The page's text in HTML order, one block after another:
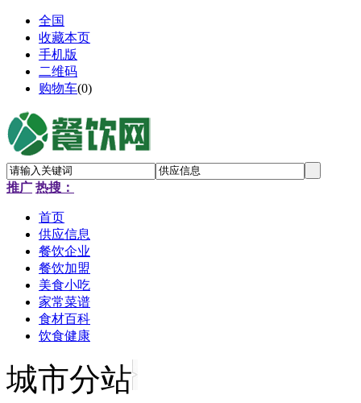
全国
收藏本页
手机版
二维码
购物车(0)
推广 热搜：
首页
供应信息
餐饮企业
餐饮加盟
美食小吃
家常菜谱
食材百科
饮食健康
城市分站